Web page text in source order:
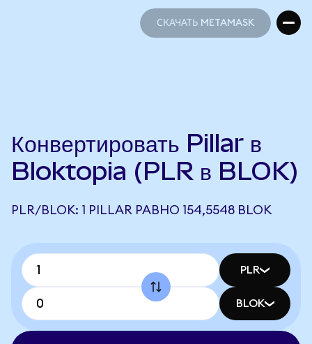
СКАЧАТЬ METAMASK
Конвертировать Pillar в
Bloktopia (PLR в BLOK)
PLR/BLOK: 1 PILLAR РАВНО 154,5548 BLOK
PLR
BLOK